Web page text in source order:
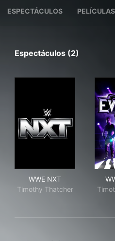
ESPECTÁCULOS PELÍCULAS
Espectáculos (2)
WWE NXT
Timothy Thatcher